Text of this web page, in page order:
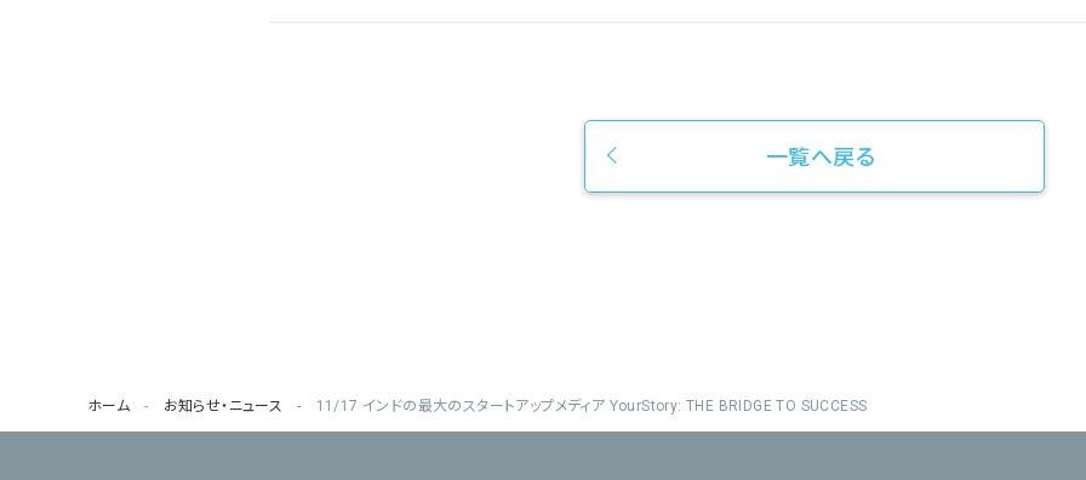
一覧へ戻る
ホーム お知らせ・ニュース 11/17 インドの最大のスタートアップメディア YourStory: THE BRIDGE TO SUCCESS